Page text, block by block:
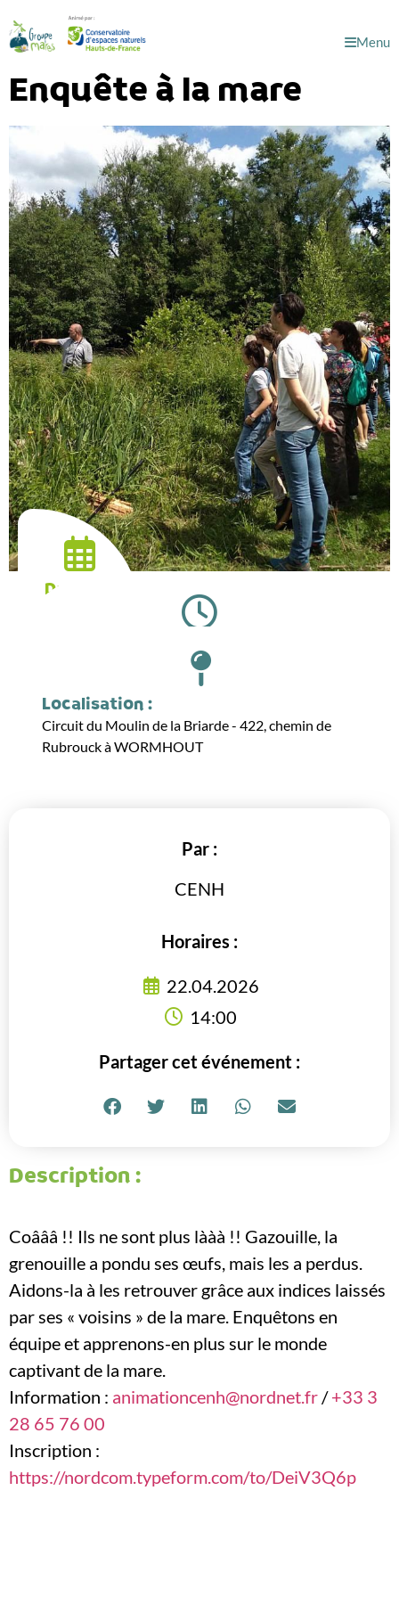
Menu
Enquête à la mare
Date :
Localisation :
Circuit du Moulin de la Briarde - 422, chemin de
Rubrouck à WORMHOUT
Par :
CENH
Horaires :
22.04.2026
14:00
Partager cet événement :
Description :
Coâââ !! Ils ne sont plus lààà !! Gazouille, la
grenouille a pondu ses œufs, mais les a perdus.
Aidons-la à les retrouver grâce aux indices laissés
par ses « voisins » de la mare. Enquêtons en
équipe et apprenons-en plus sur le monde
captivant de la mare.
Information : animationcenh@nordnet.fr/+33 3
28 65 76 00
Inscription :
https://nordcom.typeform.com/to/DeiV3Q6p